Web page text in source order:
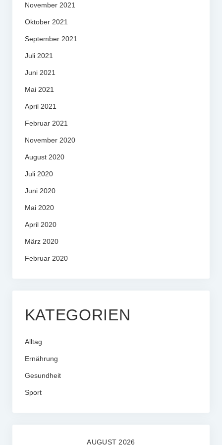
November 2021
Oktober 2021
September 2021
Juli 2021
Juni 2021
Mai 2021
April 2021
Februar 2021
November 2020
August 2020
Juli 2020
Juni 2020
Mai 2020
April 2020
März 2020
Februar 2020
KATEGORIEN
Alltag
Ernährung
Gesundheit
Sport
AUGUST 2026